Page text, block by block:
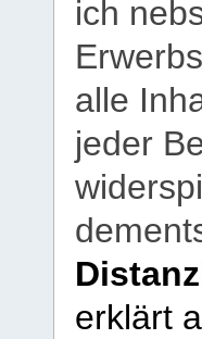
ich
alle
jeder
erklärt